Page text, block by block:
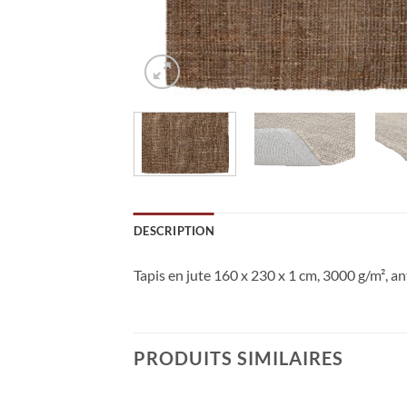
DESCRIPTION
Tapis en jute 160 x 230 x 1 cm, 3000 g/m²,
PRODUITS SIMILAIRES